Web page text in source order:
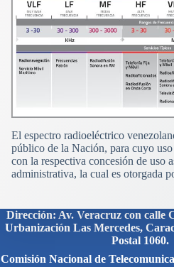
El espectro radioeléctrico
público de la Nación, para cuyo
con la respectiva concesión de uso
administrativa, la cual es otorgada
Dirección: Av. Veracruz con calle
Urbanización Las Mercedes,
Postal 1060.
Comisión Nacional de